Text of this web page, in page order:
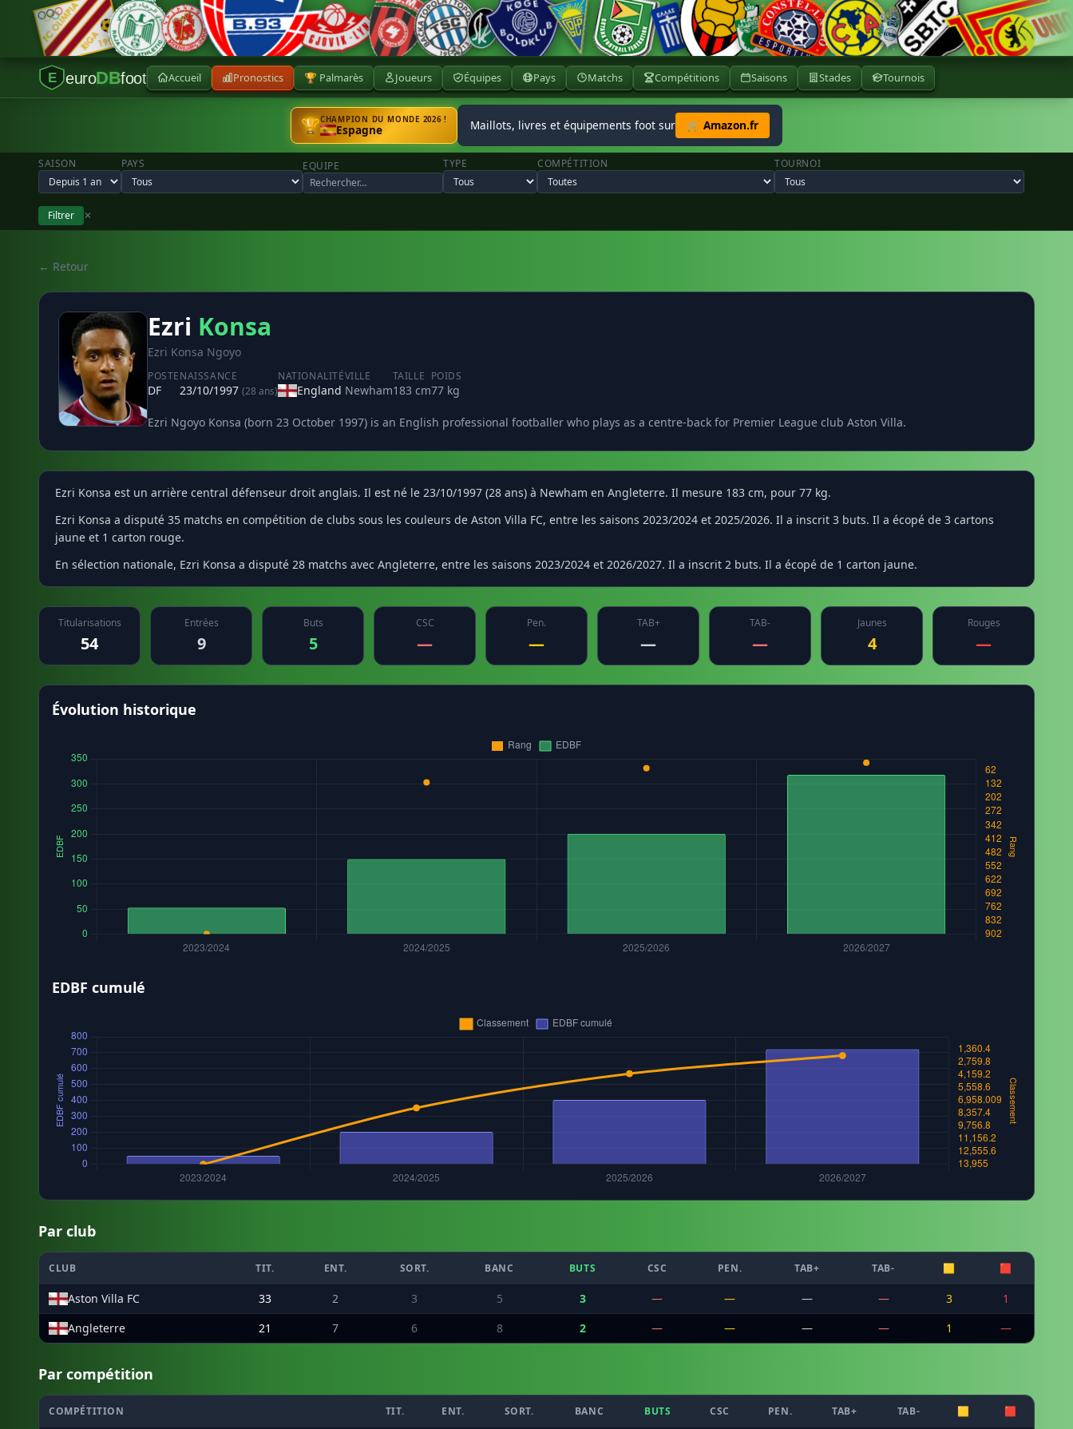
E euroDBfoot Accueil Pronostics 🏆 Palmarès Joueurs Équipes Pays Matchs Compétitions Saisons Stades Tournois
🏆CHAMPION DU MONDE 2026 !
Espagne Maillots, livres et équipements foot sur 🛒 Amazon.fr
SAISON PAYS EQUIPE TYPE COMPÉTITION TOURNOI
Filtrer ✕
← Retour
Ezri Konsa
Ezri Konsa Ngoyo
POSTE
DF
NAISSANCE
23/10/1997 (28 ans)
NATIONALITÉ
England
VILLE
Newham
TAILLE
183 cm
POIDS
77 kg
Ezri Ngoyo Konsa (born 23 October 1997) is an English professional footballer who plays as a centre-back for Premier League club Aston Villa.
Ezri Konsa est un arrière central défenseur droit anglais. Il est né le 23/10/1997 (28 ans) à Newham en Angleterre. Il mesure 183 cm, pour 77 kg.
Ezri Konsa a disputé 35 matchs en compétition de clubs sous les couleurs de Aston Villa FC, entre les saisons 2023/2024 et 2025/2026. Il a inscrit 3 buts. Il a écopé de 3 cartons
jaune et 1 carton rouge.
En sélection nationale, Ezri Konsa a disputé 28 matchs avec Angleterre, entre les saisons 2023/2024 et 2026/2027. Il a inscrit 2 buts. Il a écopé de 1 carton jaune.
Titularisations
54
Entrées
9
Buts
5
CSC
—
Pen.
—
TAB+
—
TAB-
—
Jaunes
4
Rouges
—
Évolution historique
EDBF cumulé
Par club
CLUB TIT. ENT. SORT. BANC BUTS CSC PEN. TAB+ TAB- 🟨 🟥
Aston Villa FC 33 2 3 5 3 — — — — 3
1
Angleterre
21 7 6 8 2 — — — — 1 —
Par compétition
COMPÉTITION TIT. ENT. SORT. BANC BUTS CSC PEN. TAB+ TAB- 🟨 🟥